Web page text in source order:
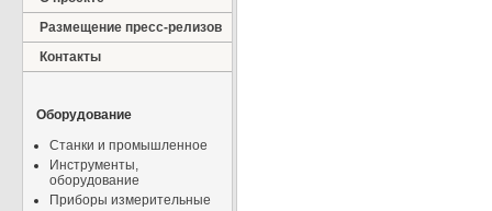
Размещение пресс-релизов
Контакты
Оборудование
Станки и промышленное
Инструменты,
оборудование
Приборы измерительные